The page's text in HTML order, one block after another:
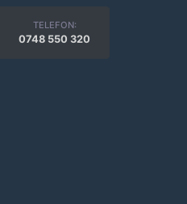
TELEFON:
0748 550 320